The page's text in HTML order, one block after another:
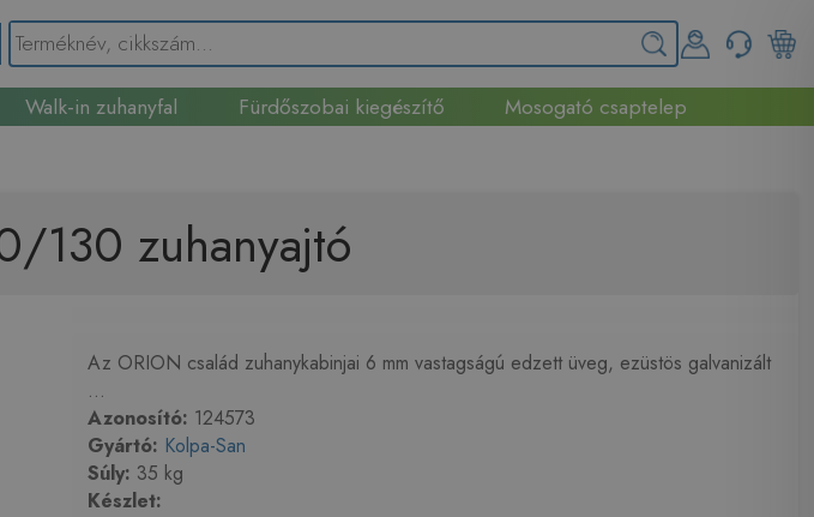
Walk-in zuhanyfal Fürdőszobai kiegészítő
Mosogató csaptelep
130 zuhanyajtó
Az ORION család zuhanykabinjai 6 mm vastagságú edzett üveg, ezüstös galvanizált
...
Azonosító: 124573
Gyártó: Kolpa-San
Súly: 35 kg
Készlet: